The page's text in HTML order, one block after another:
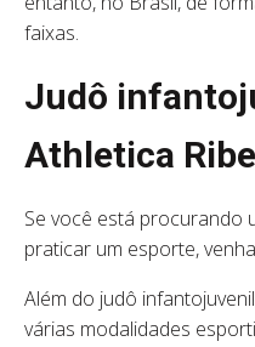
faixas.
Judô
Athletica
Se você está procurando
praticar um esporte,
Além do judô
várias modalidades